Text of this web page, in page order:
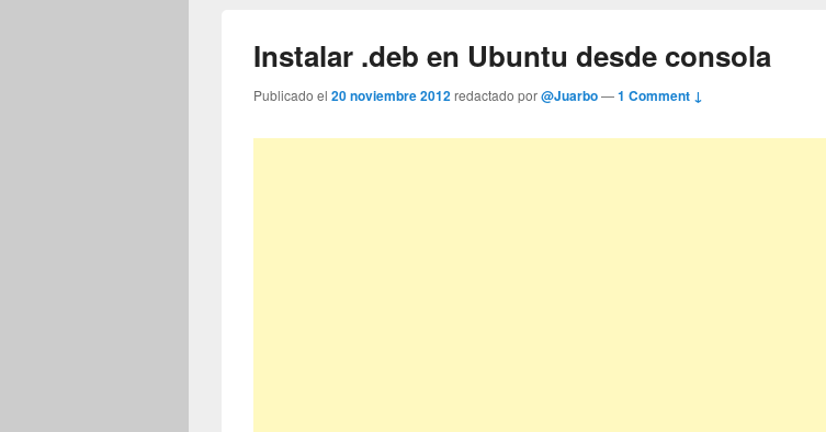
Instalar .deb en Ubuntu desde consola
Publicado el20 noviembre 2012redactado por@Juarbo—1 Comment ↓